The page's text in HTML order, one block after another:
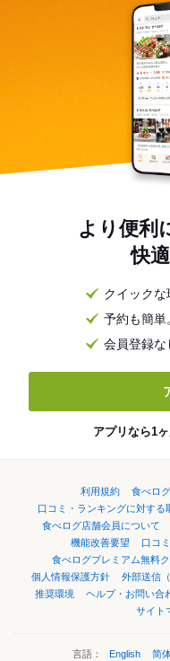
より便利
快
クイック
予約も簡単
会員登録な
アプリなら1
利用規約 食べロ
口コミ・ランキングに対する
食べログ店舗会員について
機能改善要望
口コ
食べログプレミアム無料
個人情報保護方針
外部送信
推奨環境
ヘルプ・お問い合
サイト
言語： English 简